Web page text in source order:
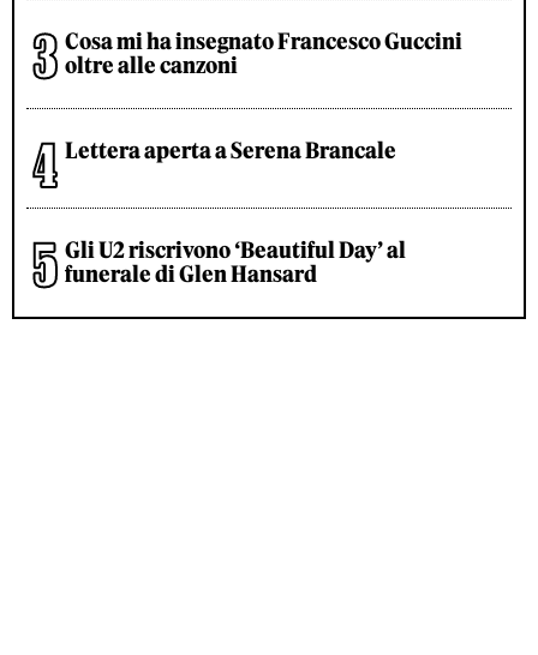
Cosa mi ha insegnato Francesco Guccini
oltre alle canzoni
Lettera aperta a Serena Brancale
Gli U2 riscrivono ‘Beautiful Day’ al
funerale di Glen Hansard